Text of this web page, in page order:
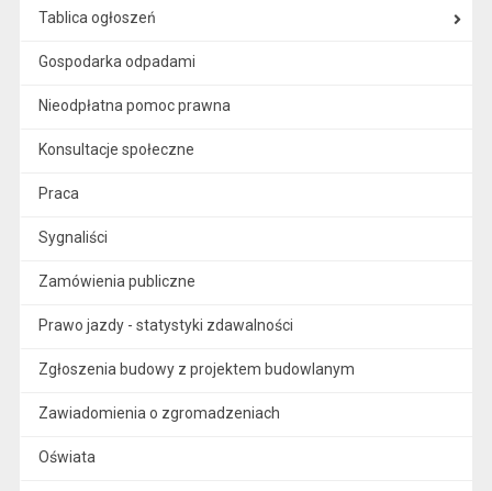
Tablica ogłoszeń
Gospodarka odpadami
Nieodpłatna pomoc prawna
Konsultacje społeczne
Praca
Sygnaliści
Zamówienia publiczne
Prawo jazdy - statystyki zdawalności
Zgłoszenia budowy z projektem budowlanym
Zawiadomienia o zgromadzeniach
Oświata